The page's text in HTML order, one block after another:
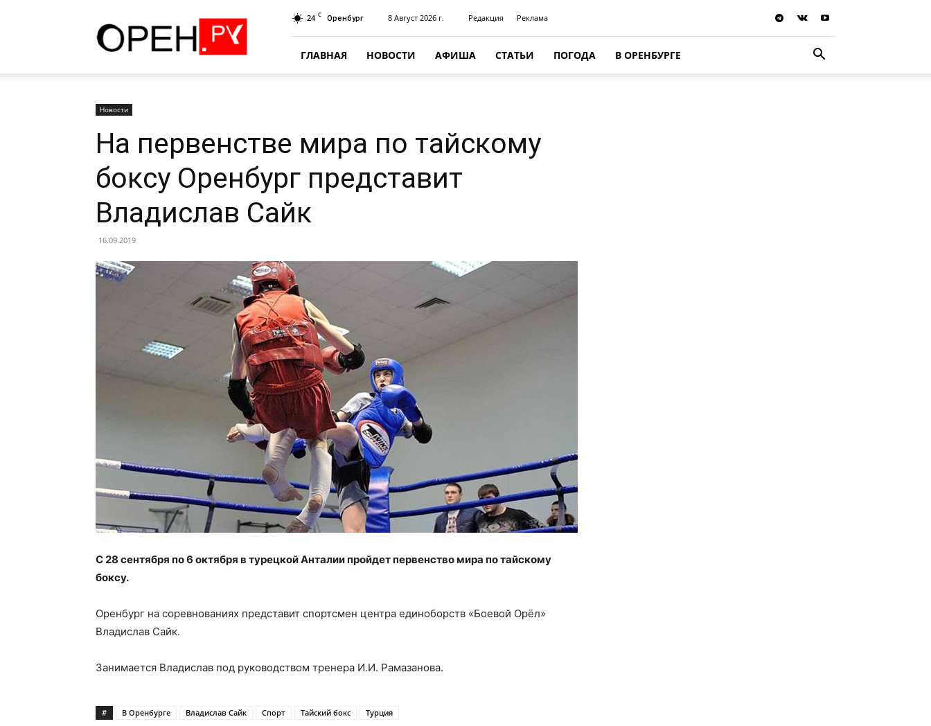
24 C Оренбург 8 Август 2026 г. Редакция Реклама
ГЛАВНАЯ НОВОСТИ АФИША СТАТЬИ ПОГОДА В ОРЕНБУРГЕ
Новости
На первенстве мира по тайскому
боксу Оренбург представит
Владислав Сайк
16.09.2019
С 28 сентября по 6 октября в турецкой Анталии пройдет первенство мира по тайскому
боксу.
Оренбург на соревнованиях представит спортсмен центра единоборств «Боевой Орёл»
Владислав Сайк.
Занимается Владислав под руководством тренера И.И. Рамазанова.
# В Оренбурге Владислав Сайк Спорт Тайский бокс Турция